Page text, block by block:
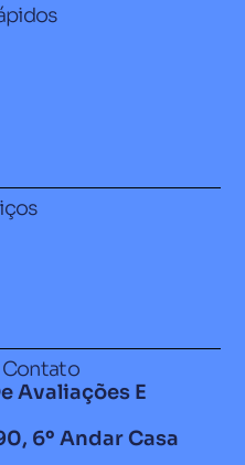
Contato
Avaliações E
6º Andar Casa